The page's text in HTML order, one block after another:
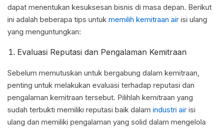
dapat menentukan kesuksesan bisnis di masa depan. Berikut
ini adalah beberapa tips untuk memilih kemitraan air isi ulang
yang menguntungkan:
Evaluasi Reputasi dan Pengalaman Kemitraan
Sebelum memutuskan untuk bergabung dalam kemitraan,
penting untuk melakukan evaluasi terhadap reputasi dan
pengalaman kemitraan tersebut. Pilihlah kemitraan yang
sudah terbukti memiliki reputasi baik dalam industri air isi
ulang dan memiliki pengalaman yang solid dalam mengelola